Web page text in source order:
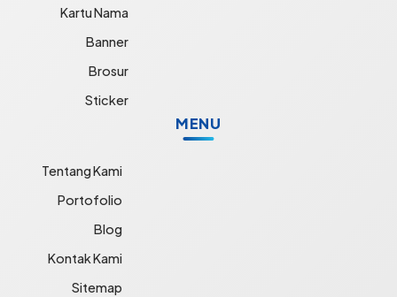
Kartu Nama
Banner
Brosur
Sticker
MENU
Tentang Kami
Portofolio
Blog
Kontak Kami
Sitemap